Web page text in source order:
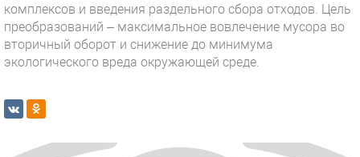
комплексов и введения раздельного сбора отходов. Цель
преобразований – максимальное вовлечение мусора во
вторичный оборот и снижение до минимума
экологического вреда окружающей среде.